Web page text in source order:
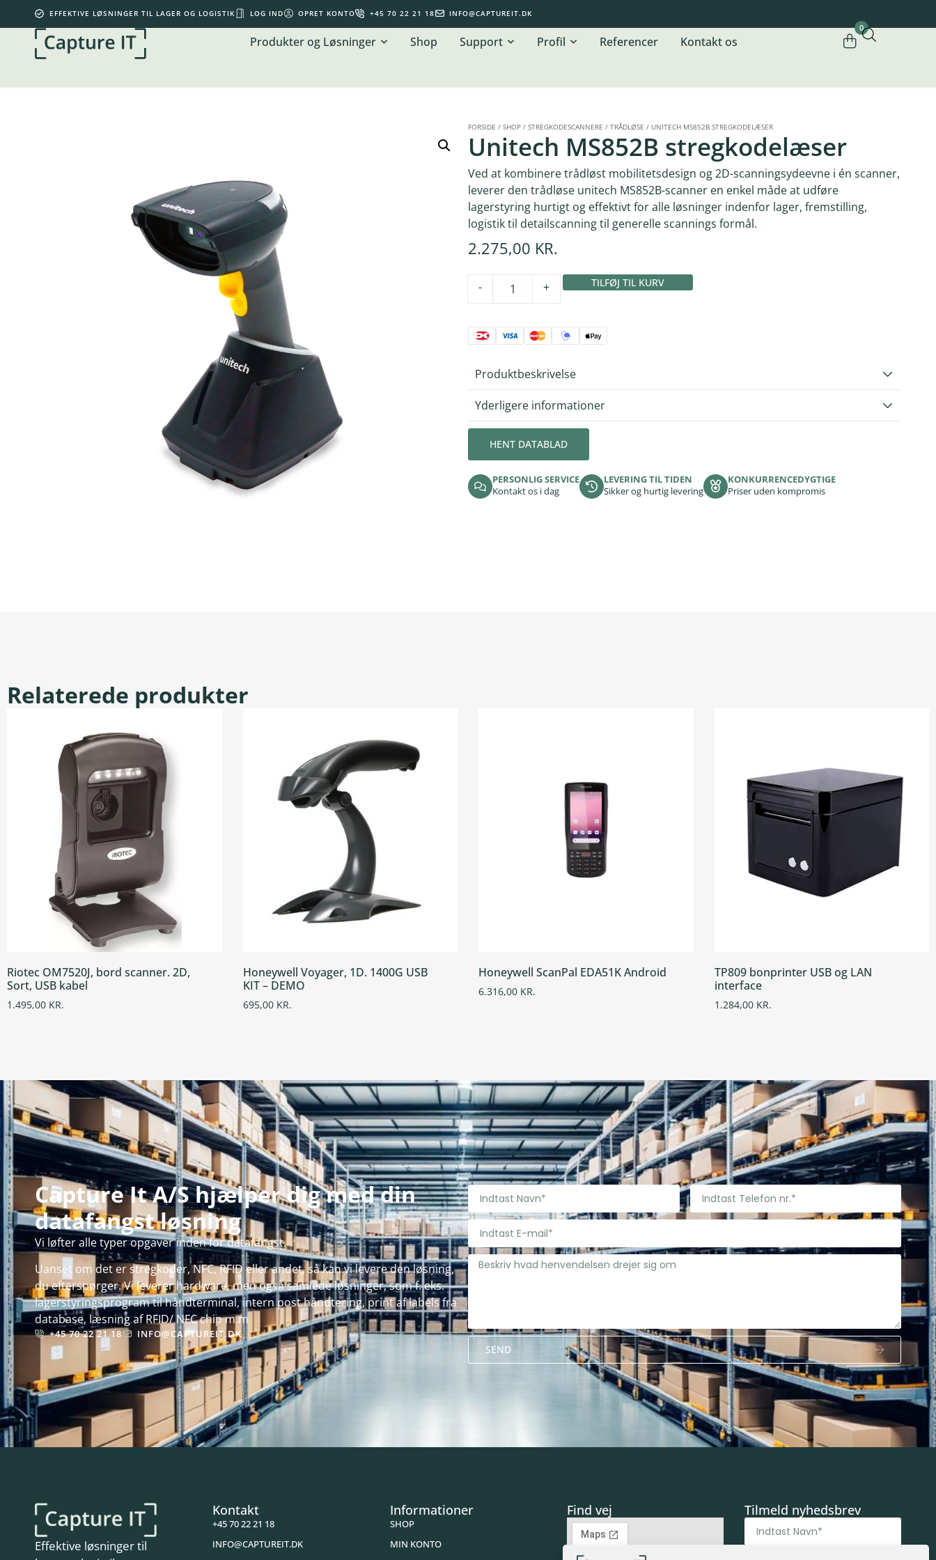
EFFEKTIVE LØSNINGER TIL LAGER OG LOGISTIK LOG IND OPRET KONTO +45 70 22 21 18 INFO@CAPTUREIT.DK
Produkter og Løsninger Shop Support Profil Referencer Kontakt os
0
GÅ TIL KASSE
FORSIDE / SHOP / STREGKODESCANNERE / TRÅDLØSE / UNITECH MS852B STREGKODELÆSER
Unitech MS852B stregkodelæser
Ved at kombinere trådløst mobilitetsdesign og 2D-scanningsydeevne i én scanner,
leverer den trådløse unitech MS852B-scanner en enkel måde at udføre
lagerstyring hurtigt og effektivt for alle løsninger indenfor lager, fremstilling,
logistik til detailscanning til generelle scannings formål.
2.275,00 KR.
- + TILFØJ TIL KURV
Produktbeskrivelse
Yderligere informationer
HENT DATABLAD
PERSONLIG SERVICE
Kontakt os i dag
LEVERING TIL TIDEN
Sikker og hurtig levering
KONKURRENCEDYGTIGE
Priser uden kompromis
Relaterede produkter
Riotec OM7520J, bord scanner. 2D,
Sort, USB kabel
1.495,00 KR.
Honeywell Voyager, 1D. 1400G USB
KIT – DEMO
695,00 KR.
Honeywell ScanPal EDA51K Android
6.316,00 KR.
TP809 bonprinter USB og LAN
interface
1.284,00 KR.
Capture It A/S hjælper dig med din
datafangst løsning
Vi løfter alle typer opgaver inden for datafangst.
Uanset om det er stregkoder, NFC, RFID eller andet, så kan vi levere den løsning,
du efterspørger. Vi leverer hardware, men også samlede løsninger, som f. eks.
lagerstyringsprogram til håndterminal, intern post håndtering, print af labels fra
database, læsning af RFID/ NFC chip m.m
+45 70 22 21 18 INFO@CAPTUREIT.DK
SEND
Effektive løsninger til
Kontakt
+45 70 22 21 18
INFO@CAPTUREIT.DK
Informationer
SHOP
MIN KONTO
Find vej Tilmeld nyhedsbrev